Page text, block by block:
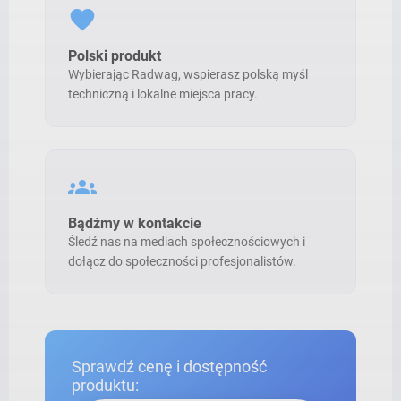
favorite
Polski produkt
Wybierając Radwag, wspierasz polską myśl
techniczną i lokalne miejsca pracy.
groups
Bądźmy w kontakcie
Śledź nas na mediach społecznościowych i
dołącz do społeczności profesjonalistów.
Sprawdź cenę i dostępność
produktu: